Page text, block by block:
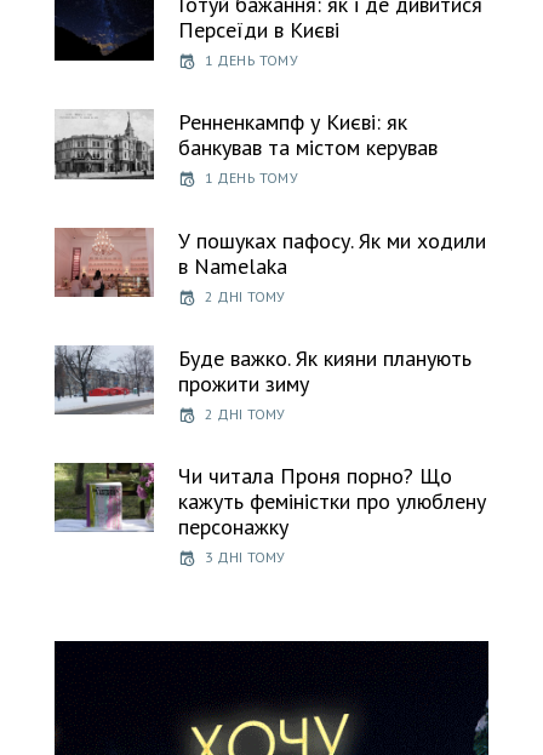
Персеїди в Києві
1 ДЕНЬ ТОМУ
Ренненкампф у Києві: як
банкував та містом керував
1 ДЕНЬ ТОМУ
У пошуках пафосу. Як ми ходили
в Namelaka
2 ДНІ ТОМУ
Буде важко. Як кияни планують
прожити зиму
2 ДНІ ТОМУ
Чи читала Проня порно? Що
кажуть феміністки про улюблену
персонажку
3 ДНІ ТОМУ